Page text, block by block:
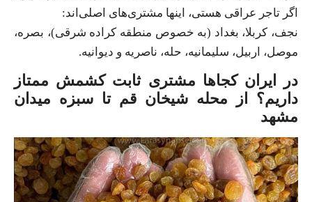
اگر تاجر عراقی هستی، اینها مشتری‌های اصلی‌اند:
نجف، کربلا، بغداد (به خصوص منطقه کراده شرقی)، بصره،
موصل، اربیل، سلیمانیه، حله، ناصریه و دیوانیه.
در ایران کجاها مشتری ثابت کشمش ممتاز
داریم؟ از محله شیخان قم تا سبزه میدان
مشهد